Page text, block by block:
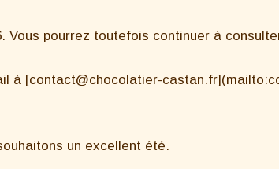
Vous pourrez toutefois continuer à
à [contact@chocolatier-
un excellent été.